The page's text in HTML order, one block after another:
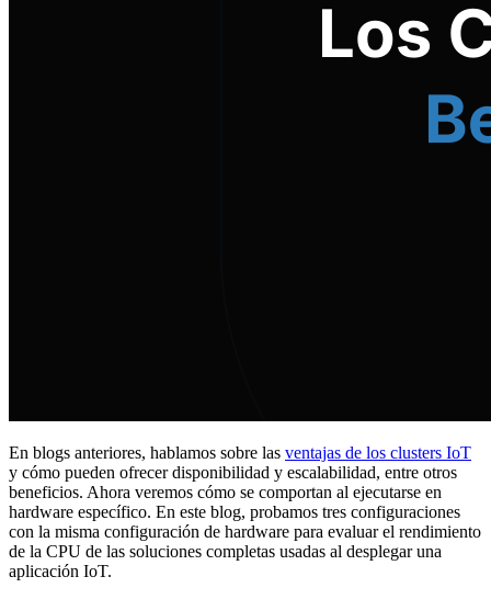
En blogs anteriores, hablamos sobre las ventajas de los clusters IoT
y cómo pueden ofrecer disponibilidad y escalabilidad, entre otros
beneficios. Ahora veremos cómo se comportan al ejecutarse en
hardware específico. En este blog, probamos tres configuraciones
con la misma configuración de hardware para evaluar el rendimiento
de la CPU de las soluciones completas usadas al desplegar una
aplicación IoT.